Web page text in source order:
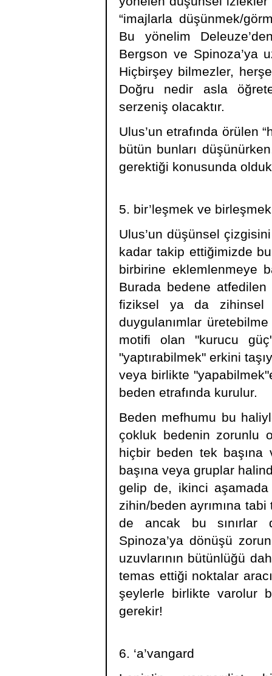
“imajlarla düşünmek/
Bu yönelim
Bergson ve Spinoza’ya
Hiçbirşey bilmezler,
Doğru nedir asla
serzeniş olacaktır.
Ulus’un etrafında örülen
bütün bunları
gerektiği konusunda
5. bir’leşmek ve birleşmek
Ulus’un düşünsel
kadar takip ettiğimizde
birbirine eklemlenmeye
Burada bedene
fiziksel ya da zihinsel
duygulanımlar
motifi olan "kurucu
"yaptırabilmek" erkini
veya birlikte
beden etrafında kurulur.
Beden mefhumu bu
çokluk bedenin zorunlu
hiçbir beden tek başına
başına veya gruplar
gelip de, ikinci
zihin/beden ayrımına
de ancak bu sınırlar
Spinoza’ya dönüşü
uzuvlarının bütünlüğü
temas ettiği noktalar
şeylerle birlikte varolur
gerekir!
6. ‘a’vangard